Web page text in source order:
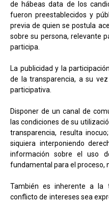
de hábeas data de los
fueron preestablecidos y
previa de quien se postula
sobre su persona, relevante
participa.
La publicidad y la
de la transparencia, a su
participativa.
Disponer de un canal de
las condiciones de su
transparencia, resulta
siquiera interponiendo
información sobre el uso
fundamental para el proceso,
También es inherente a la
conflicto de intereses sea